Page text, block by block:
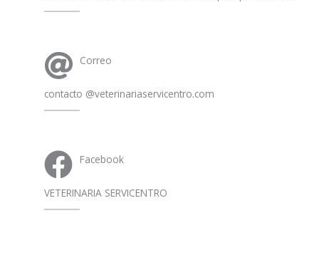
Correo
contacto @veterinariaservicentro.com
Facebook
VETERINARIA SERVICENTRO